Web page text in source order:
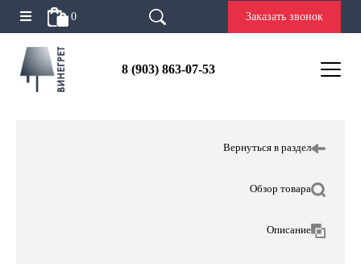
0 Заказать звонок
8 (903) 863-07-53
Вернуться в раздел
Обзор товара
Описание